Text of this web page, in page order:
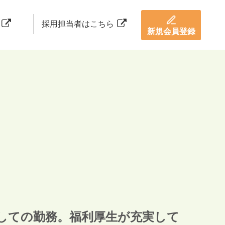
採用担当者はこちら
新規会員登録
ての勤務。福利厚生が充実して